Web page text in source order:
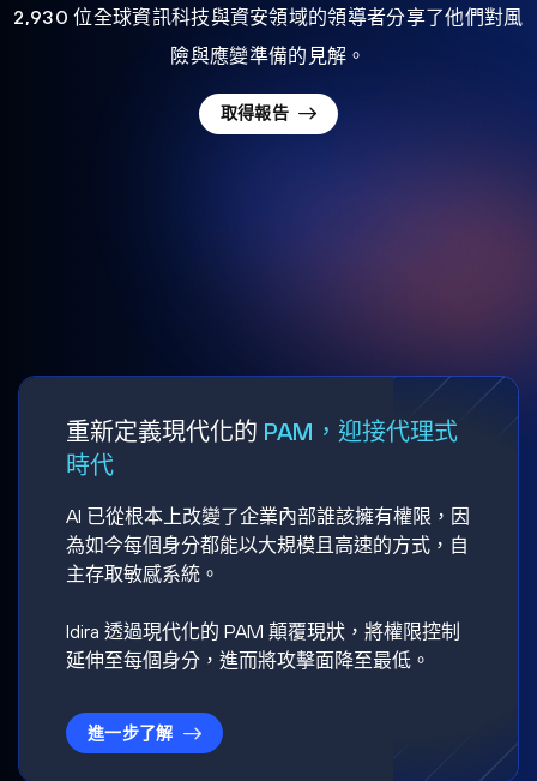
2,930 位全球資訊科技與資安領域的領導者分享了他們對風
險與應變準備的見解。
取得報告
重新定義現代化的 PAM，迎接代理式
時代
AI 已從根本上改變了企業內部誰該擁有權限，因
為如今每個身分都能以大規模且高速的方式，自
主存取敏感系統。
Idira 透過現代化的 PAM 顛覆現狀，將權限控制
延伸至每個身分，進而將攻擊面降至最低。
進一步了解